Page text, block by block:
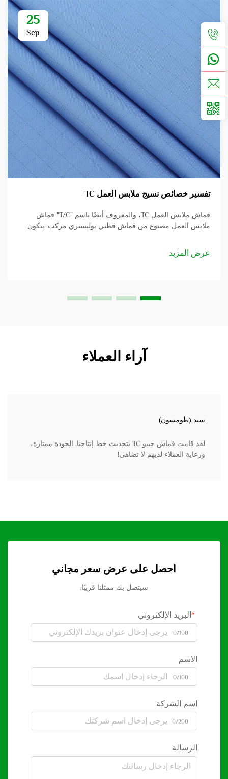
25
Sep
تفسير خصائص نسيج ملابس العمل TC
قماش ملابس العمل TC، والمعروف أيضًا باسم "T/C" قماش
ملابس العمل مصنوع من قماش قطني بوليستري مركب. يتكون
عرض المزيد
آراء العملاء
سيد (طومسون)
لقد قامت قماش جيبو TC بتحديث خط إنتاجنا. الجودة ممتازة،
ورعاية العملاء لديهم لا تضاهى!
احصل على عرض سعر مجاني
سيتصل بك ممثلنا قريبًا.
البريد الإلكتروني
0/100
الاسم
0/100
اسم الشركة
0/200
الرسالة